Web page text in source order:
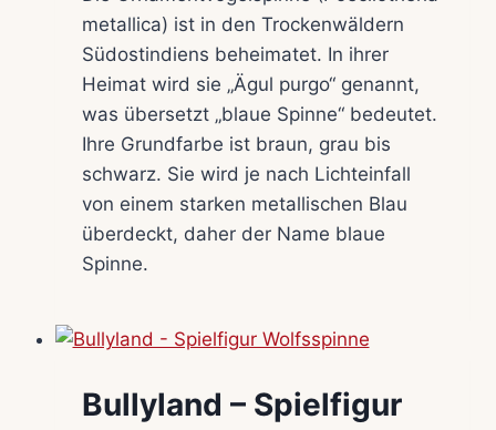
metallica) ist in den Trockenwäldern
Südostindiens beheimatet. In ihrer
Heimat wird sie „Ägul purgo“ genannt,
was übersetzt „blaue Spinne“ bedeutet.
Ihre Grundfarbe ist braun, grau bis
schwarz. Sie wird je nach Lichteinfall
von einem starken metallischen Blau
überdeckt, daher der Name blaue
Spinne.
Bullyland – Spielfigur